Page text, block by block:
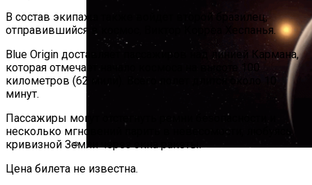
Обнаружена Новая Молодая И Теплая
В состав экипажа также войдет второй бразилец,
отправившийся в космос, Виктор Корреа Хеспанья.
Blue Origin доставляет пассажиров над линией Кармана,
которая отмечает начало космоса на высоте 100
километров (62 мили). Всего полет длится около 10
минут.
Пассажиры могут отстегнуть ремни безопасности и
несколько мгновений парить в невесомости, любуясь
кривизной Земли через окна ракеты.
Цена билета не известна.